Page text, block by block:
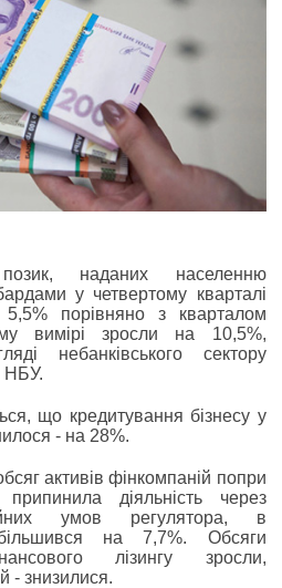
наданих населенню
у четвертому кварталі
порівняно з кварталом
вимірі зросли на 10,5%,
небанківського сектору
НБУ.
що кредитування бізнесу у
- на 28%.
активів фінкомпаній попри
діяльність через
умов регулятора, в
на 7,7%. Обсяги
лізингу зросли,
- знизилися.